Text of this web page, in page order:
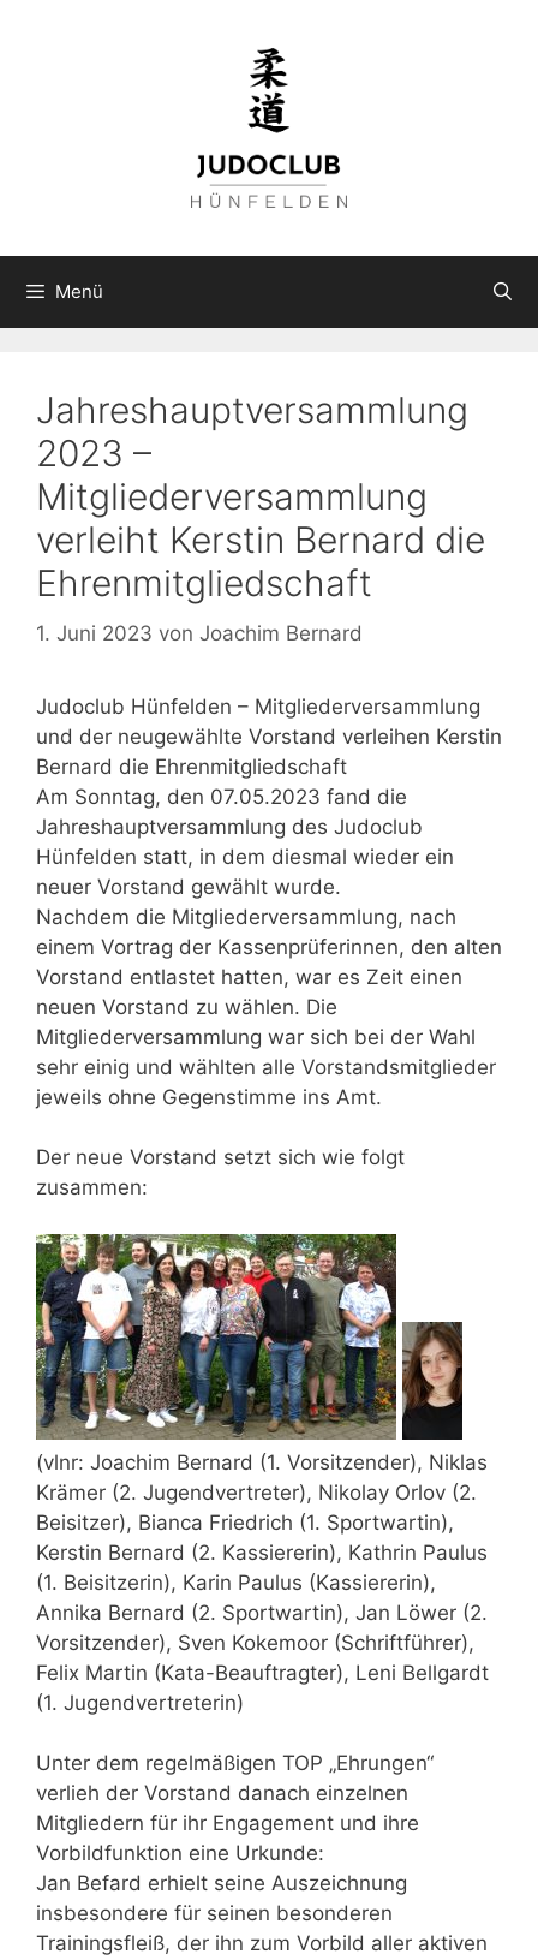
Menü
Jahreshauptversammlung
2023 –
Mitgliederversammlung
verleiht Kerstin Bernard die
Ehrenmitgliedschaft
1. Juni 2023 von Joachim Bernard
Judoclub Hünfelden – Mitgliederversammlung
und der neugewählte Vorstand verleihen Kerstin
Bernard die Ehrenmitgliedschaft
Am Sonntag, den 07.05.2023 fand die
Jahreshauptversammlung des Judoclub
Hünfelden statt, in dem diesmal wieder ein
neuer Vorstand gewählt wurde.
Nachdem die Mitgliederversammlung, nach
einem Vortrag der Kassenprüferinnen, den alten
Vorstand entlastet hatten, war es Zeit einen
neuen Vorstand zu wählen. Die
Mitgliederversammlung war sich bei der Wahl
sehr einig und wählten alle Vorstandsmitglieder
jeweils ohne Gegenstimme ins Amt.
Der neue Vorstand setzt sich wie folgt
zusammen:
(vlnr: Joachim Bernard (1. Vorsitzender), Niklas
Krämer (2. Jugendvertreter), Nikolay Orlov (2.
Beisitzer), Bianca Friedrich (1. Sportwartin),
Kerstin Bernard (2. Kassiererin), Kathrin Paulus
(1. Beisitzerin), Karin Paulus (Kassiererin),
Annika Bernard (2. Sportwartin), Jan Löwer (2.
Vorsitzender), Sven Kokemoor (Schriftführer),
Felix Martin (Kata-Beauftragter), Leni Bellgardt
(1. Jugendvertreterin)
Unter dem regelmäßigen TOP „Ehrungen“
verlieh der Vorstand danach einzelnen
Mitgliedern für ihr Engagement und ihre
Vorbildfunktion eine Urkunde:
Jan Befard erhielt seine Auszeichnung
insbesondere für seinen besonderen
Trainingsfleiß, der ihn zum Vorbild aller aktiven